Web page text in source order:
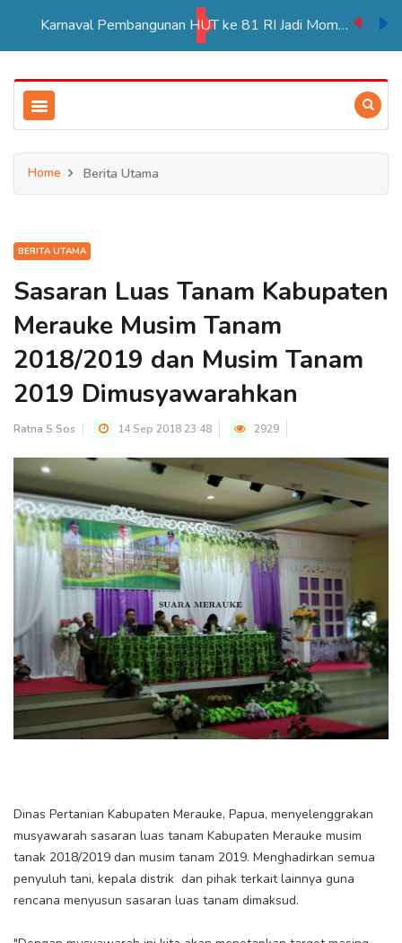
Karnaval Pembangunan HUT ke 81 RI Jadi Momentum Perkuat Persatuan di Merauke
Home Berita Utama
BERITA UTAMA
Sasaran Luas Tanam Kabupaten
Merauke Musim Tanam
2018/2019 dan Musim Tanam
2019 Dimusyawarahkan
Ratna S.Sos 14 Sep 2018 23:48 2929
Dinas Pertanian Kabupaten Merauke, Papua, menyelenggrakan
musyawarah sasaran luas tanam Kabupaten Merauke musim
tanak 2018/2019 dan musim tanam 2019. Menghadirkan semua
penyuluh tani, kepala distrik dan pihak terkait lainnya guna
rencana menyusun sasaran luas tanam dimaksud.